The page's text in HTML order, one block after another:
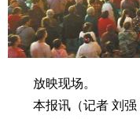
放映现场。
本报讯（记者 刘